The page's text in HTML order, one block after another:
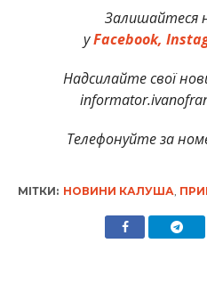
Залишайтеся
уFacebook,
Надсилайте свої
Телефонуйте за
МІТКИ: НОВИНИ КАЛУША